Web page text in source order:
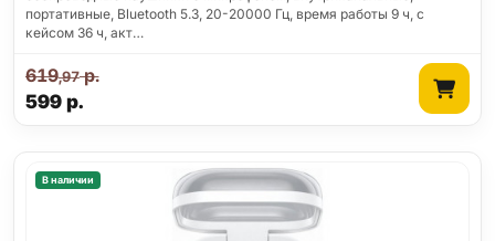
портативные, Bluetooth 5.3, 20-20000 Гц, время работы 9 ч, с
кейсом 36 ч, акт…
599р.
619,97р.
В наличии